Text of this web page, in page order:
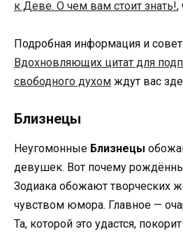
к Деве. О чем вам стоит знать!,
Подробная информация и
Вдохновляющих цитат для
свободного духом ждут вас
Близнецы
Неугомонные Близнецы
девушек. Вот почему
Зодиака обожают творческих
чувством юмора. Главное —
Та, которой это удастся,